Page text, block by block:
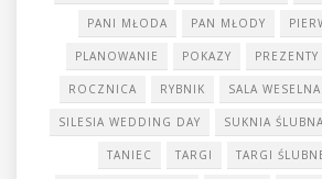
PANI MŁODA PAN MŁODY
PLANOWANIE POKAZY PREZENTY
ROCZNICA RYBNIK SALA WESELNA
SILESIA WEDDING DAY SUKNIA ŚLUBNA
TANIEC TARGI TARGI